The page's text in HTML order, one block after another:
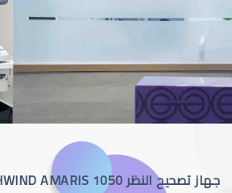
جهاز تصحيح النظر SCHWIND AMARIS 1050